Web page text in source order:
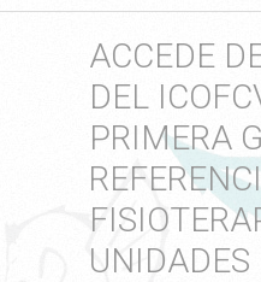
ACCEDE
DEL
PRIMERA
UNIDADES